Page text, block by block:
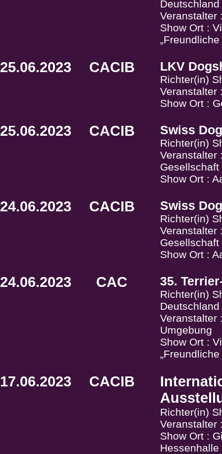
Deutschland
Veranstalter
Show Ort :
25.06.2023 CACIB LKV
Richter(in)
Veranstalter
Show Ort :
25.06.2023 CACIB Swiss
Richter(in)
Veranstalter
Gesellschaft
Show Ort :
24.06.2023 CACIB Swiss
Richter(in)
Veranstalter
Gesellschaft
Show Ort :
24.06.2023 CAC 35.
Richter(in)
Deutschland
Veranstalter
Umgebung
Show Ort :
17.06.2023 CACIB
Richter(in)
Veranstalter
Show Ort :